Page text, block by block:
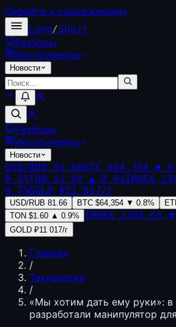
Перейти к содержимому
Long/Short
Разборы
Инструменты
Новости
Разборы
Инструменты
Новости
USD/RUB 81.66BTC $64,354 ▼
0.5%TON $1.60 ▲ 0.9%IMOEX
0.7%GOLD ₽11 017/г
USD/RUB 81.66 BTC $64,354 ▼ 0.8%
TON $1.60 ▲ 0.9% IMOEX 2301.65 ▼
GOLD ₽11 017/г
Главная
/
Технологии
/
«Мы хотим дать ему руки»: в
разработали манипулятор